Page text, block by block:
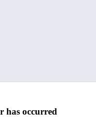
has occurred